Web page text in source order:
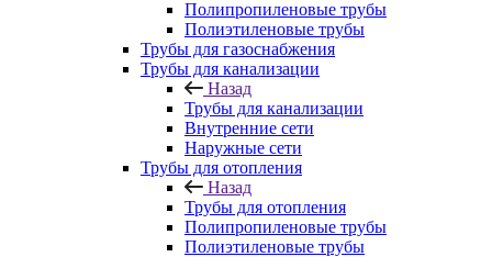
Полипропиленовые трубы
Полиэтиленовые трубы
Трубы для газоснабжения
Трубы для канализации
Назад
Трубы для канализации
Внутренние сети
Наружные сети
Трубы для отопления
Назад
Трубы для отопления
Полипропиленовые трубы
Полиэтиленовые трубы